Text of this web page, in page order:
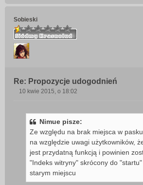
Sobieski
Re: Propozycje udogodnień
10 kwie 2015, o 18:02
Nimue pisze:
Ze względu na brak miejsca w
na względzie uwagi użytkowników,
jest przydatną funkcją i powinien
"Indeks witryny" skrócony do
starym miejscu